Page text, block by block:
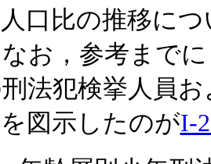
口比の推移に
お，参考まで
法犯検挙人員
図示したのがI-